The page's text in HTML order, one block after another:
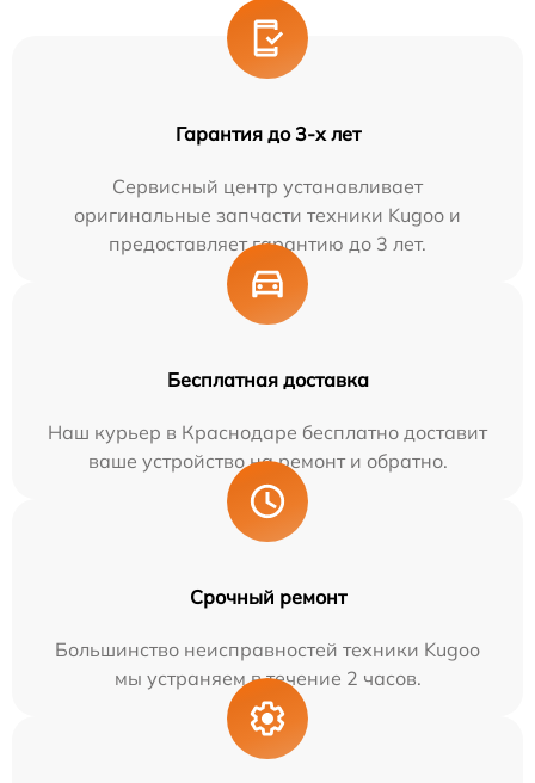
Гарантия до 3-х лет
Сервисный центр устанавливает
оригинальные запчасти техники Kugoo и
предоставляет гарантию до 3 лет.
Бесплатная доставка
Наш курьер в Краснодаре бесплатно доставит
ваше устройство на ремонт и обратно.
Срочный ремонт
Большинство неисправностей техники Kugoo
мы устраняем в течение 2 часов.